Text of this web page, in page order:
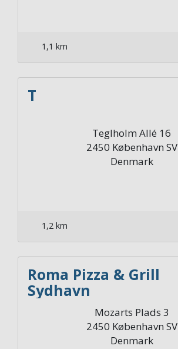
1,1 km
T
Teglholm Allé 16
2450 København SV
Denmark
1,2 km
Roma Pizza & Grill
Sydhavn
Mozarts Plads 3
2450 København SV
Denmark